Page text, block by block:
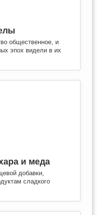
общественное, и
эпох видели в их
и меда
добавки,
сладкого